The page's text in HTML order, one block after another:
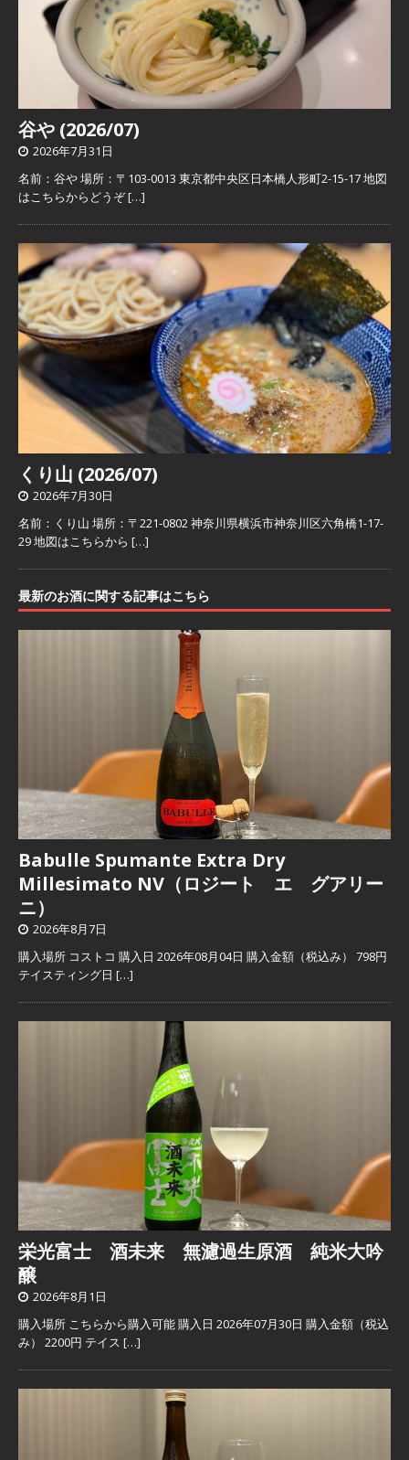
谷や (2026/07)
2026年7月31日
名前：谷や 場所：〒103-0013 東京都中央区日本橋人形町2-15-17 地図
はこちらからどうぞ[…]
くり山 (2026/07)
2026年7月30日
名前：くり山 場所：〒221-0802 神奈川県横浜市神奈川区六角橋1-17-
29 地図はこちらから […]
最新のお酒に関する記事はこちら
Babulle Spumante Extra Dry
Millesimato NV（ロジート エ グアリー
ニ）
2026年8月7日
購入場所 コストコ 購入日 2026年08月04日 購入金額（税込み） 798円
テイスティング日 […]
栄光富士 酒未来 無濾過生原酒 純米大吟
醸
2026年8月1日
購入場所 こちらから購入可能 購入日 2026年07月30日 購入金額（税込
み） 2200円 テイス […]